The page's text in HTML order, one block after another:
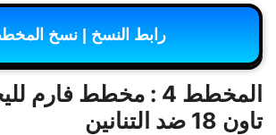
رابط النسخ | نسخ
المخطط 4 : مخطط فارم
تاون 18 ضد التنانين